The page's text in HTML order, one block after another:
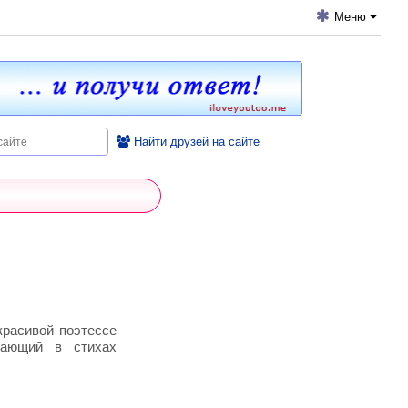
Меню
Найти друзей на сайте
поэтессе
в стихах